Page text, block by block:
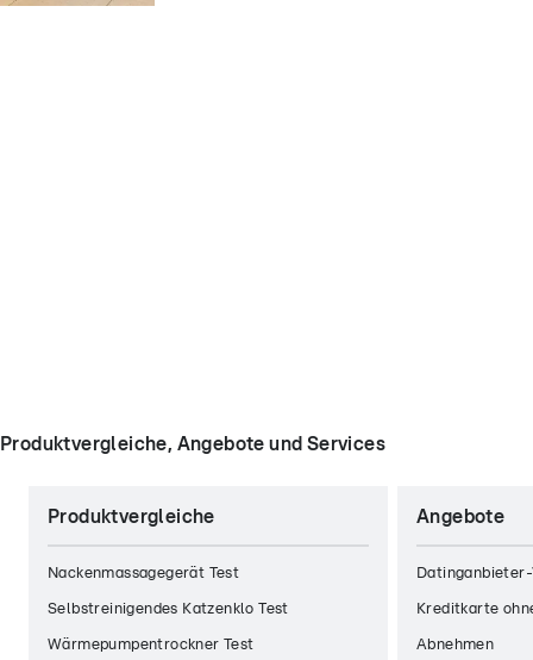
Produktvergleiche, Angebote und Services
Produktvergleiche
Nackenmassagegerät Test
Selbstreinigendes Katzenklo Test
Wärmepumpentrockner Test
Angebote
Kreditkarte
Abnehmen